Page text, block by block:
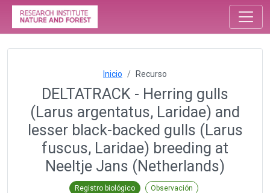
Inicio Recurso
DELTATRACK - Herring gulls
(Larus argentatus, Laridae) and
lesser black-backed gulls (Larus
fuscus, Laridae) breeding at
Neeltje Jans (Netherlands)
Registro biológico Observación